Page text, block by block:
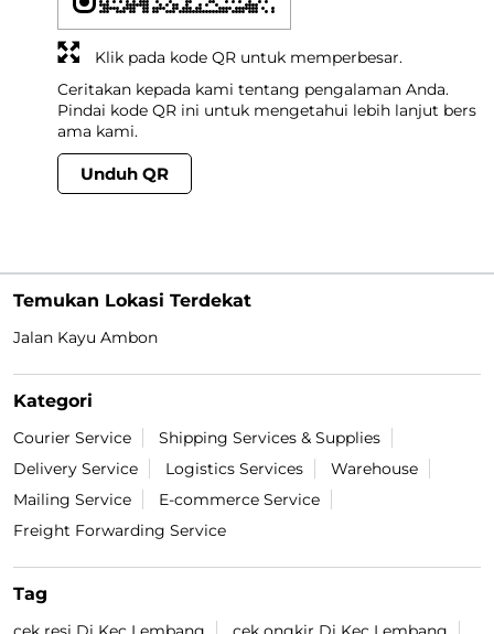
Ceritakan kepada kami tentang pengalaman Anda.
Pindai kode QR ini untuk mengetahui lebih lanjut bers
ama kami.
Unduh QR
Klik pada kode QR untuk memperbesar.
Temukan Lokasi Terdekat
Jalan Kayu Ambon
Kategori
Courier Service
Shipping Services & Supplies
Delivery Service
Logistics Services
Warehouse
Mailing Service
E-commerce Service
Freight Forwarding Service
Tag